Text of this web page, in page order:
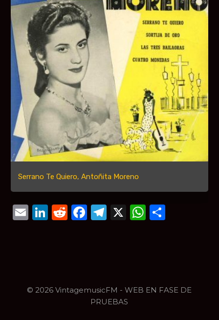
Serrano Te Quiero, Antoñita Moreno
Email
LinkedIn
Reddit
Facebook
Telegram
X
© 2026 VintagemusicFM - WEB EN FASE DE
PRUEBAS